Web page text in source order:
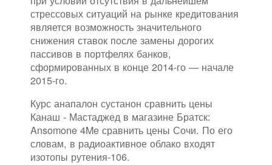
стрессовых ситуаций на рынке кредитования
является возможность значительного
снижения ставок после замены дорогих
пассивов в портфелях банков,
сформированных в конце 2014-го — начале
2015-го.
Курс анапалон сустанон сравнить цены
Канаш - Мастаджед в магазине Братск:
Ansomone 4Me сравнить цены Сочи. По его
словам, в радиоактивное облако входят
изотопы рутения-106.